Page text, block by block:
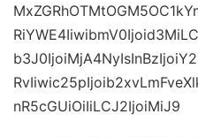
nR5cGUiOiIiLCJ2IjoiMiJ9